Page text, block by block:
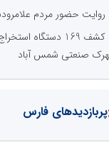
روایت حضور مردم
کشف 169 دستگاه
صنعتی شمس آباد
پربازدیدهای فارس